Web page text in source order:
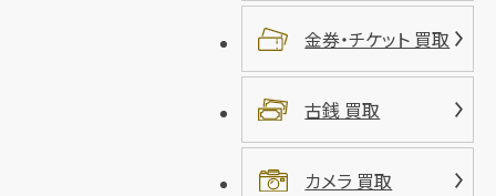
金券・チケット 買取
古銭 買取
カメラ 買取